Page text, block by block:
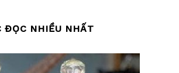
ĐỌC NHIỀU NHẤT